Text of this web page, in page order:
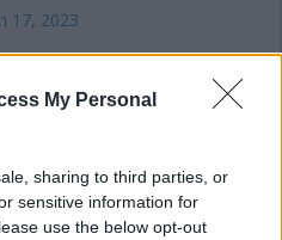
My Personal
sharing to third parties, or
sensitive information for
use the below opt-out
17, 2023